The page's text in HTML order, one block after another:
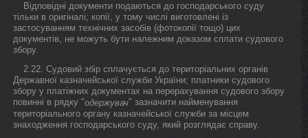
Відповідні документи подаються до господарського суду
тільки в оригіналі; копії, у тому числі виготовлені із
застосуванням технічних засобів (фотокопії тощо) цих
документів, не можуть бути належним доказом сплати судового
збору.
2.22. Судовий збір сплачується до територіальних органів
Державної казначейської служби України; платники судового
збору у платіжних документах на перерахування судового збору
повинні в рядку "одержувач" зазначити найменування
територіального органу казначейської служби за місцем
знаходження господарського суду, який розглядає справу.